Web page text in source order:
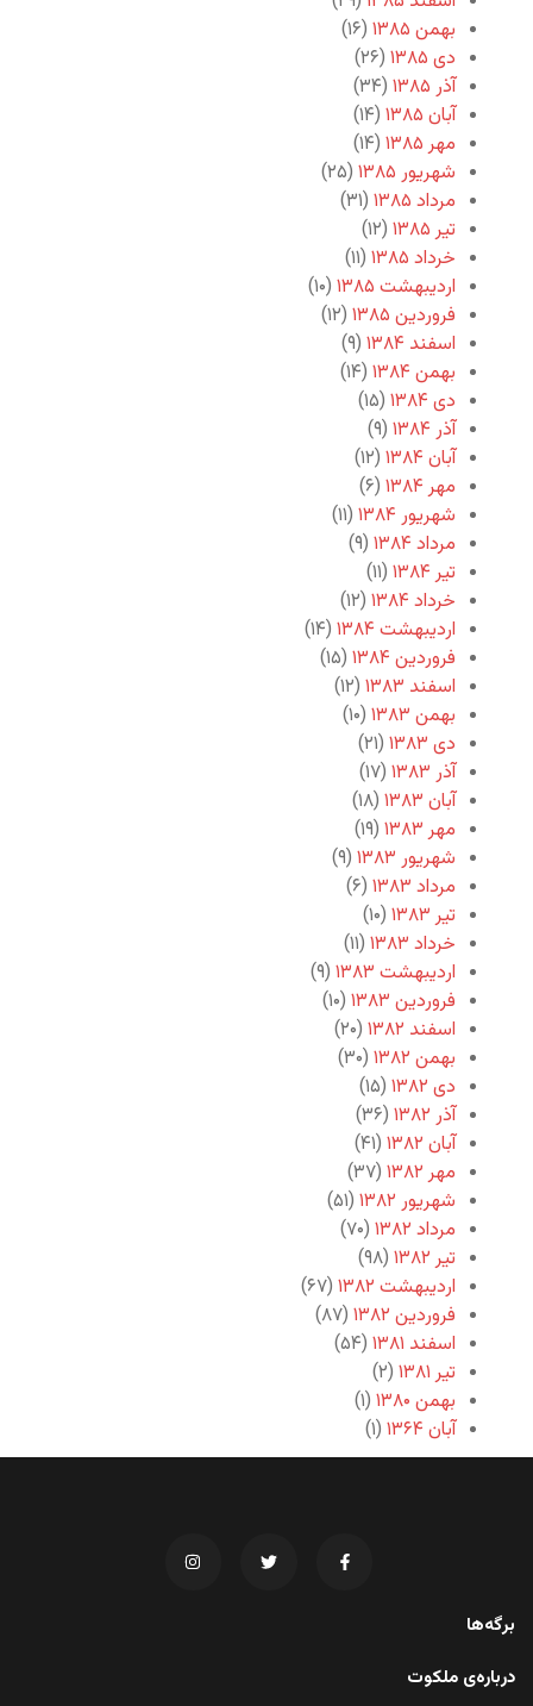
بهمن ۱۳۸۵
(۱۶)
دی ۱۳۸۵
(۲۶)
آذر ۱۳۸۵
(۳۴)
آبان ۱۳۸۵
(۱۴)
مهر ۱۳۸۵
(۱۴)
شهریور ۱۳۸۵
(۲۵)
مرداد ۱۳۸۵
(۳۱)
تیر ۱۳۸۵
(۱۲)
خرداد ۱۳۸۵
(۱۱)
اردیبهشت ۱۳۸۵
(۱۰)
فروردین ۱۳۸۵
(۱۲)
اسفند ۱۳۸۴
(۹)
بهمن ۱۳۸۴
(۱۴)
دی ۱۳۸۴
(۱۵)
آذر ۱۳۸۴
(۹)
آبان ۱۳۸۴
(۱۲)
مهر ۱۳۸۴
(۶)
شهریور ۱۳۸۴
(۱۱)
مرداد ۱۳۸۴
(۹)
تیر ۱۳۸۴
(۱۱)
خرداد ۱۳۸۴
(۱۲)
اردیبهشت ۱۳۸۴
(۱۴)
فروردین ۱۳۸۴
(۱۵)
اسفند ۱۳۸۳
(۱۲)
بهمن ۱۳۸۳
(۱۰)
دی ۱۳۸۳
(۲۱)
آذر ۱۳۸۳
(۱۷)
آبان ۱۳۸۳
(۱۸)
مهر ۱۳۸۳
(۱۹)
شهریور ۱۳۸۳
(۹)
مرداد ۱۳۸۳
(۶)
تیر ۱۳۸۳
(۱۰)
خرداد ۱۳۸۳
(۱۱)
اردیبهشت ۱۳۸۳
(۹)
فروردین ۱۳۸۳
(۱۰)
اسفند ۱۳۸۲
(۲۰)
بهمن ۱۳۸۲
(۳۰)
دی ۱۳۸۲
(۱۵)
آذر ۱۳۸۲
(۳۶)
آبان ۱۳۸۲
(۴۱)
مهر ۱۳۸۲
(۳۷)
شهریور ۱۳۸۲
(۵۱)
مرداد ۱۳۸۲
(۷۰)
تیر ۱۳۸۲
(۹۸)
اردیبهشت ۱۳۸۲
(۶۷)
فروردین ۱۳۸۲
(۸۷)
اسفند ۱۳۸۱
(۵۴)
تیر ۱۳۸۱
(۲)
بهمن ۱۳۸۰
(۱)
آبان ۱۳۶۴
(۱)
برگه‌ها
درباره‌ی ملکوت